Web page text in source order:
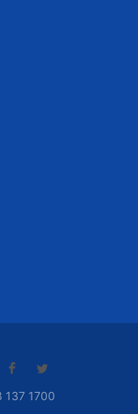
137 1700